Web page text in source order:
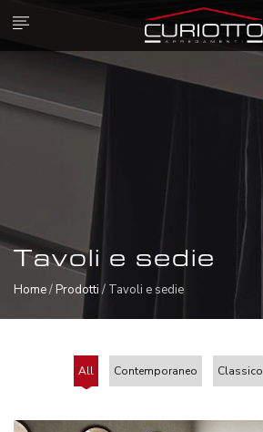
Tavoli e sedie
Home/ Prodotti / Tavoli e sedie
All Contemporaneo Classico